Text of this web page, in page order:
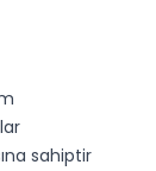
sahiptir